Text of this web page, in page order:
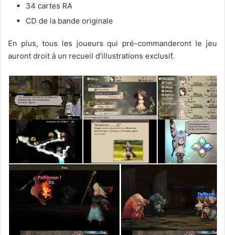
34 cartes RA
CD de la bande originale
En plus, tous les joueurs qui pré-commanderont le jeu
auront droit à un recueil d’illustrations exclusif.